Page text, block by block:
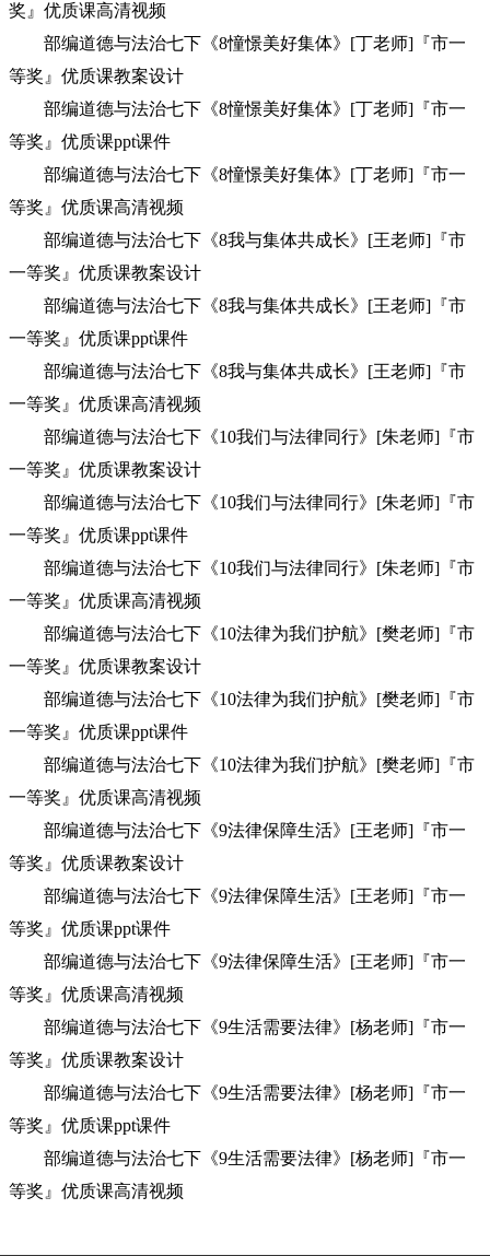
奖』优质课高清视频
部编道德与法治七下《8憧憬美好集体》[丁老师]『市一
等奖』优质课教案设计
部编道德与法治七下《8憧憬美好集体》[丁老师]『市一
等奖』优质课ppt课件
部编道德与法治七下《8憧憬美好集体》[丁老师]『市一
等奖』优质课高清视频
部编道德与法治七下《8我与集体共成长》[王老师]『市
一等奖』优质课教案设计
部编道德与法治七下《8我与集体共成长》[王老师]『市
一等奖』优质课ppt课件
部编道德与法治七下《8我与集体共成长》[王老师]『市
一等奖』优质课高清视频
部编道德与法治七下《10我们与法律同行》[朱老师]『市
一等奖』优质课教案设计
部编道德与法治七下《10我们与法律同行》[朱老师]『市
一等奖』优质课ppt课件
部编道德与法治七下《10我们与法律同行》[朱老师]『市
一等奖』优质课高清视频
部编道德与法治七下《10法律为我们护航》[樊老师]『市
一等奖』优质课教案设计
部编道德与法治七下《10法律为我们护航》[樊老师]『市
一等奖』优质课ppt课件
部编道德与法治七下《10法律为我们护航》[樊老师]『市
一等奖』优质课高清视频
部编道德与法治七下《9法律保障生活》[王老师]『市一
等奖』优质课教案设计
部编道德与法治七下《9法律保障生活》[王老师]『市一
等奖』优质课ppt课件
部编道德与法治七下《9法律保障生活》[王老师]『市一
等奖』优质课高清视频
部编道德与法治七下《9生活需要法律》[杨老师]『市一
等奖』优质课教案设计
部编道德与法治七下《9生活需要法律》[杨老师]『市一
等奖』优质课ppt课件
部编道德与法治七下《9生活需要法律》[杨老师]『市一
等奖』优质课高清视频